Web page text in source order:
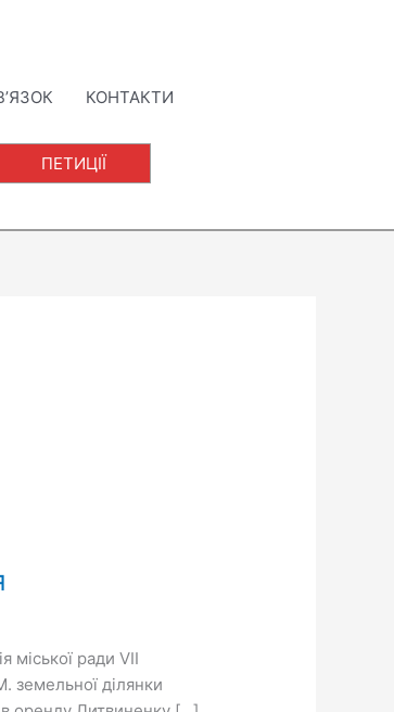
КОНТАКТИ
ПЕТИЦІЇ
міської ради VIІ
земельної ділянки